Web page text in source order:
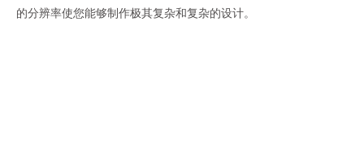
的分辨率使您能够制作极其复杂和复杂的设计。